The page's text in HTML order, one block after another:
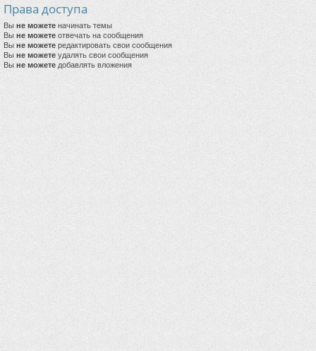
Права доступа
Вы не можете начинать темы
Вы не можете отвечать на сообщения
Вы не можете редактировать свои сообщения
Вы не можете удалять свои сообщения
Вы не можете добавлять вложения